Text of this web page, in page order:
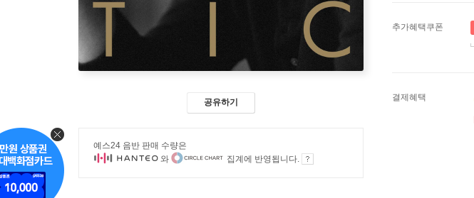
공유하기
예스24 음반 판매 수량은
와
집계에 반영됩니다.
추가혜택쿠폰
결제혜택